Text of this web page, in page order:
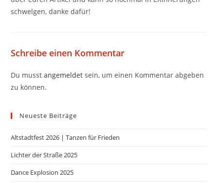
schwelgen, danke dafür!
Schreibe einen Kommentar
Du musstangemeldet sein, um einen Kommentar abgeben
zu können.
Neueste Beiträge
Altstadtfest 2026 | Tanzen für Frieden
Lichter der Straße 2025
Dance Explosion 2025